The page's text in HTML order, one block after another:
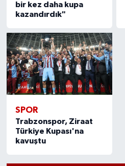
bir kez daha kupa
kazandırdık"
SPOR
Trabzonspor, Ziraat
Türkiye Kupası'na
kavuştu